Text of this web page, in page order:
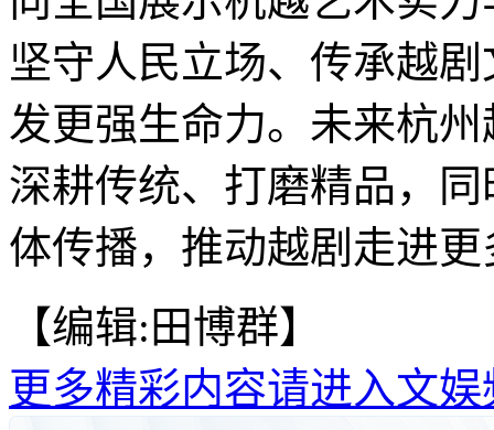
坚守人民立场、传承越
发更强生命力。未来杭
深耕传统、打磨精品，
体传播，推动越剧走进
【编辑:田博群】
更多精彩内容请进入文娱